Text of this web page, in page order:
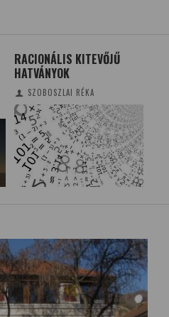
RACIONÁLIS KITEVŐJŰ
HATVÁNYOK
SZOBOSZLAI RÉKA